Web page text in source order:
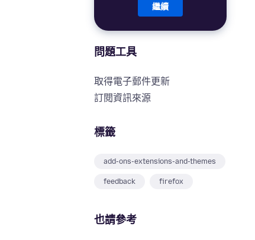
繼續
問題工具
取得電子郵件更新
訂閱資訊來源
標籤
add-ons-extensions-and-themes
feedback firefox
也請參考